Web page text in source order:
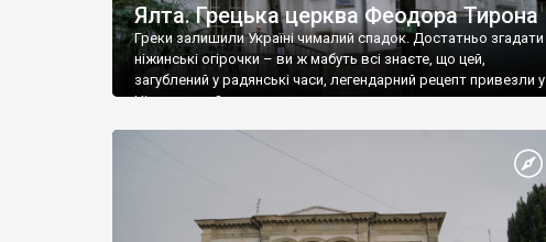
Ялта. Грецька церква Феодора Тирона
Греки залишили Україні чималий спадок. Достатньо згадати
ніжинські огірочки – ви ж мабуть всі знаєте, що цей,
загублений у радянські часи, легендарний рецепт привезли у
Ніжин греки?